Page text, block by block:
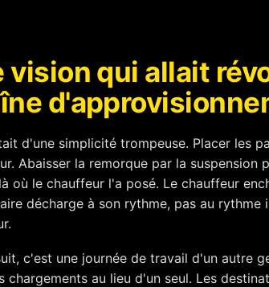
vision qui allait
d'une simplicité trompeuse. Placer les
Abaisser la remorque par la suspension
où le chauffeur l'a posé. Le chauffeur
décharge à son rythme, pas au rythme
c'est une journée de travail d'un autre
chargements au lieu d'un seul. Les